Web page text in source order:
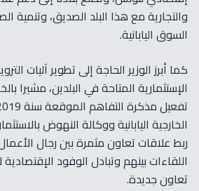
والتجارية مع هذا البلد الصديق، وتنمية
السوق اليابانية.
كما أبرز الوزير الحاجة إلى تطوير آليات
الإستثمارية المتاحة في البلدين، مشيرا
الخارجية اليابانية ووكالة النهوض
ربط علاقات تعاون مثمرة بين رجال
اللقاءات بينهم وتبادل الوفود
تعاون جديدة.